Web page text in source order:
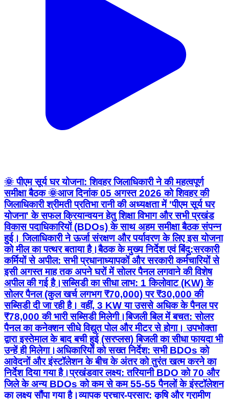
🌞 पीएम सूर्य घर योजना: शिवहर जिलाधिकारी ने की महत्वपूर्ण
समीक्षा बैठक 🌞 ​आज दिनांक 05 अगस्त 2026 को शिवहर की
जिलाधिकारी श्रीमती प्रतिभा रानी की अध्यक्षता में 'पीएम सूर्य घर
योजना' के सफल क्रियान्वयन हेतु शिक्षा विभाग और सभी प्रखंड
विकास पदाधिकारियों (BDOs) के साथ अहम समीक्षा बैठक संपन्न
हुई। जिलाधिकारी ने ऊर्जा संरक्षण और पर्यावरण के लिए इस योजना
को मील का पत्थर बताया है। ​बैठक के मुख्य निर्देश एवं बिंदु: ​सरकारी
कर्मियों से अपील: सभी प्रधानाध्यापकों और सरकारी कर्मचारियों से
इसी अगस्त माह तक अपने घरों में सोलर पैनल लगवाने की विशेष
अपील की गई है। ​सब्सिडी का सीधा लाभ: 1 किलोवाट (KW) के
सोलर पैनल (कुल खर्च लगभग ₹70,000) पर ₹30,000 की
सब्सिडी दी जा रही है। वहीं, 3 KW या उससे अधिक के पैनल पर
₹78,000 की भारी सब्सिडी मिलेगी। ​बिजली बिल में बचत: सोलर
पैनल का कनेक्शन सीधे विद्युत पोल और मीटर से होगा। उपभोक्ता
द्वारा इस्तेमाल के बाद बची हुई (सरप्लस) बिजली का सीधा फायदा भी
उन्हें ही मिलेगा। ​अधिकारियों को सख्त निर्देश: सभी BDOs को
आवेदनों और इंस्टॉलेशन के बीच के अंतर को तुरंत खत्म करने का
निर्देश दिया गया है। ​प्रखंडवार लक्ष्य: तरियानी BDO को 70 और
जिले के अन्य BDOs को कम से कम 55-55 पैनलों के इंस्टॉलेशन
का लक्ष्य सौंपा गया है। ​व्यापक प्रचार-प्रसार: कृषि और ग्रामीण